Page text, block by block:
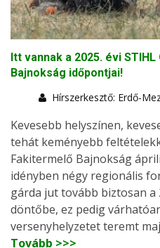
Itt vannak a 2025. évi
Bajnokság időpontjai!
Hírszerkesztő: Erdő-
Kevesebb helyszínen,
tehát keményebb
Fakitermelő Bajnokság
idényben négy regionális
gárda jut tovább biztosan a
döntőbe, ez pedig
versenyhelyzetet teremt
Tovább >>>